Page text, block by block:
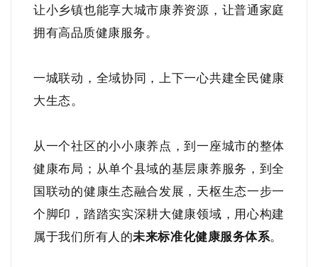
让小乡镇也能享大城市康养资源，让普通家庭
拥有高品质健康服务。
一城联动，全域协同，上下一心共建全民健康
大生态。
从一个社区的小小康养点，到一座城市的整体
健康布局；从单个县域的基层康养服务，到全
国联动的健康生态融合发展，天枢生态一步一
个脚印，踏踏实实深耕大健康领域，用心构建
属于我们所有人的未来标准化健康服务体系。